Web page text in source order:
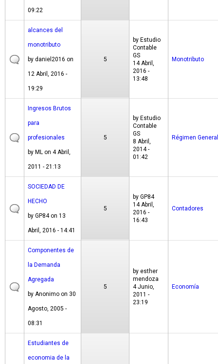
09:22
alcances del
monotributo
by daniel2016 on
12 Abril, 2016 -
19:29
5
by Estudio
Contable
GS
14 Abril,
2016 -
13:48
Monotributo
Ingresos Brutos
para
profesionales
by ML on 4 Abril,
2011 - 21:13
5
by Estudio
Contable
GS
8 Abril,
2014 -
01:42
Régimen General
SOCIEDAD DE
HECHO
by GP84on 13
Abril, 2016 - 14:41
5
by GP84
14 Abril,
2016 -
16:43
Contadores
Componentes de
la Demanda
Agregada
by Anonimo on 30
Agosto, 2005 -
08:31
5
by esther
mendoza
4 Junio,
2011 -
23:19
Economía
Estudiantes de
economia de la